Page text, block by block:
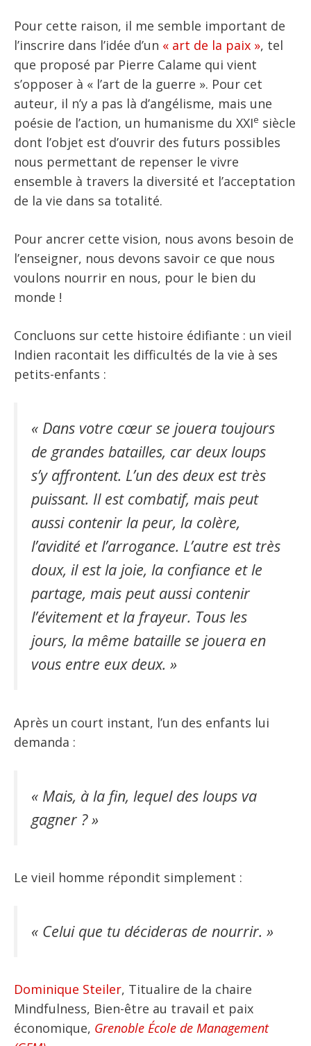
Pour cette raison, il me semble important de
l’inscrire dans l’idée d’un « art de la paix », tel
que proposé par Pierre Calame qui vient
s’opposer à « l’art de la guerre ». Pour cet
auteur, il n’y a pas là d’angélisme, mais une
poésie de l’action, un humanisme du XXIe siècle
dont l’objet est d’ouvrir des futurs possibles
nous permettant de repenser le vivre
ensemble à travers la diversité et l’acceptation
de la vie dans sa totalité.
Pour ancrer cette vision, nous avons besoin de
l’enseigner, nous devons savoir ce que nous
voulons nourrir en nous, pour le bien du
monde !
Concluons sur cette histoire édifiante : un vieil
Indien racontait les difficultés de la vie à ses
petits-enfants :
« Dans votre cœur se jouera toujours
de grandes batailles, car deux loups
s’y affrontent. L’un des deux est très
puissant. Il est combatif, mais peut
aussi contenir la peur, la colère,
l’avidité et l’arrogance. L’autre est très
doux, il est la joie, la confiance et le
partage, mais peut aussi contenir
l’évitement et la frayeur. Tous les
jours, la même bataille se jouera en
vous entre eux deux. »
Après un court instant, l’un des enfants lui
demanda :
« Mais, à la fin, lequel des loups va
gagner ? »
Le vieil homme répondit simplement :
« Celui que tu décideras de nourrir. »
Dominique Steiler, Titualire de la chaire
Mindfulness, Bien-être au travail et paix
économique, Grenoble École de Management